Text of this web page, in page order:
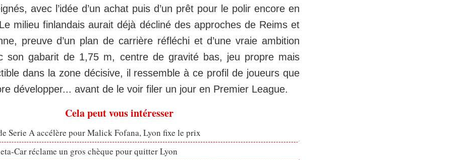
avec l’idée d’un achat puis d’un prêt pour le polir encore en
milieu finlandais aurait déjà décliné des approches de Reims et
preuve d’un plan de carrière réfléchi et d’une vraie ambition
son gabarit de 1,75 m, centre de gravité bas, jeu propre mais
dans la zone décisive, il ressemble à ce profil de joueurs que
développer... avant de le voir filer un jour en Premier League.
Cela peut vous intéresser
Serie A accélère pour Malick Fofana, Lyon fixe le prix
Car réclame un gros chèque pour quitter Lyon